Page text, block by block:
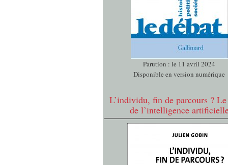
Parution : le 11 avril 2024
Disponible en version numérique
L’individu, fin de parcours ?
de l’intelligence